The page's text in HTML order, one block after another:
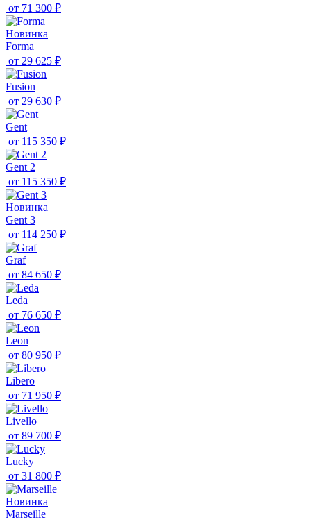
от 71 300 ₽
Новинка
Forma
от 29 625 ₽
Fusion
от 29 630 ₽
Gent
от 115 350 ₽
Gent 2
от 115 350 ₽
Новинка
Gent 3
от 114 250 ₽
Graf
от 84 650 ₽
Leda
от 76 650 ₽
Leon
от 80 950 ₽
Libero
от 71 950 ₽
Livello
от 89 700 ₽
Lucky
от 31 800 ₽
Новинка
Marseille